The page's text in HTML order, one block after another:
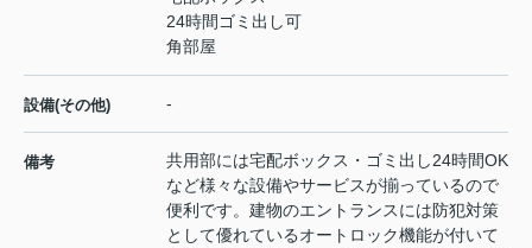
24時間ゴミ出し可
角部屋
設備(その他) -
備考
共用部には宅配ボックス・ゴミ出し24時間OK
など様々な設備やサービスが揃っているので
便利です。建物のエントランスには防犯対策
として優れているオートロック機能が付いて